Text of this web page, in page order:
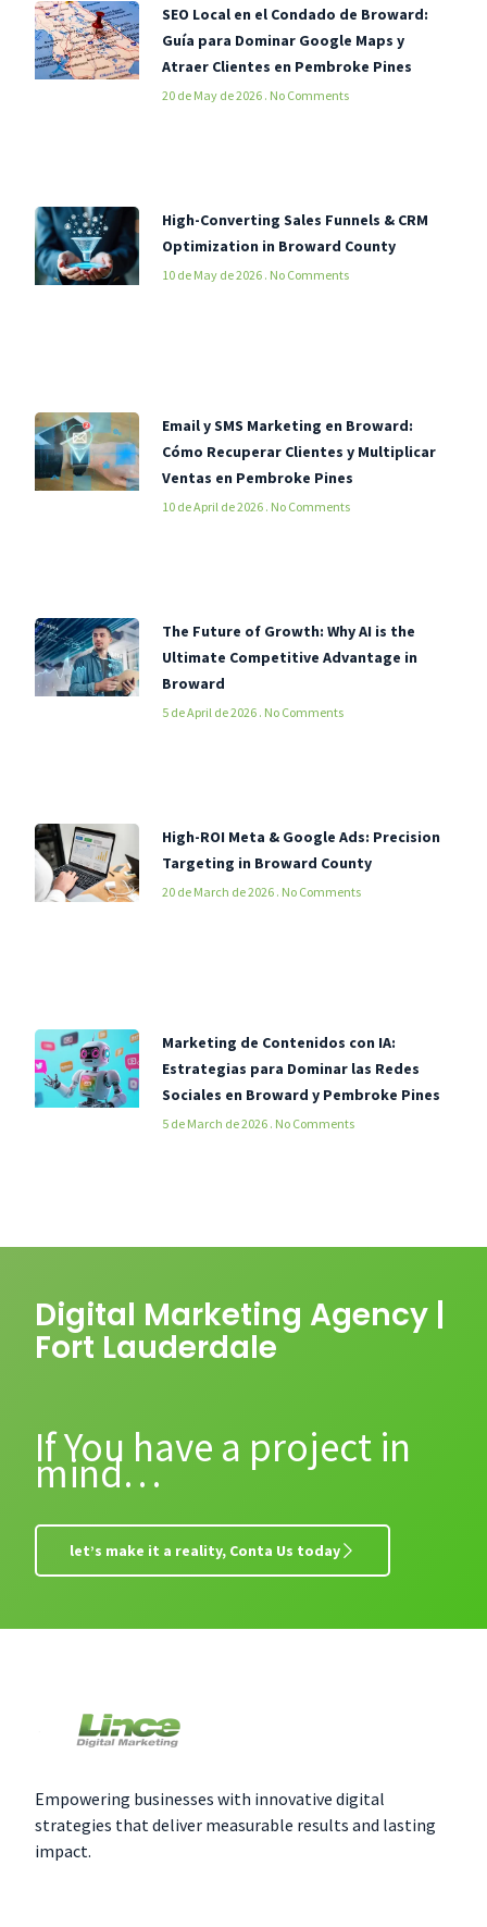
SEO Local en el Condado de Broward:
Guía para Dominar Google Maps y
Atraer Clientes en Pembroke Pines
20 de May de 2026 No Comments
High-Converting Sales Funnels & CRM
Optimization in Broward County
10 de May de 2026 No Comments
Email y SMS Marketing en Broward:
Cómo Recuperar Clientes y Multiplicar
Ventas en Pembroke Pines
10 de April de 2026 No Comments
The Future of Growth: Why AI is the
Ultimate Competitive Advantage in
Broward
5 de April de 2026 No Comments
High-ROI Meta & Google Ads: Precision
Targeting in Broward County
20 de March de 2026 No Comments
Marketing de Contenidos con IA:
Estrategias para Dominar las Redes
Sociales en Broward y Pembroke Pines
5 de March de 2026 No Comments
Digital Marketing Agency |
Fort Lauderdale
If You have a project in
mind…
let’s make it a reality, Conta Us today
Empowering businesses with innovative digital
strategies that deliver measurable results and lasting
impact.